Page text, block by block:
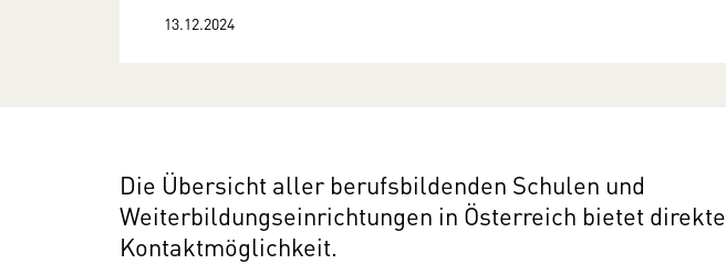
13.12.2024
Die Übersicht aller berufsbildenden Schulen und
Weiterbildungseinrichtungen in Österreich bietet direkte
Kontaktmöglichkeit.